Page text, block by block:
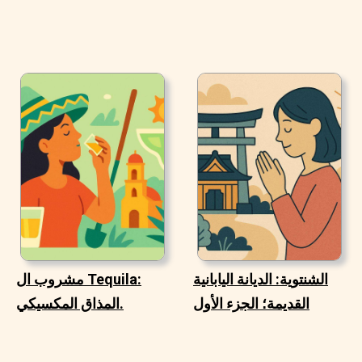
مشروب ال Tequila:
المذاق المكسيكي.
الشنتوية: الديانة اليابانية
القديمة؛ الجزء الأول